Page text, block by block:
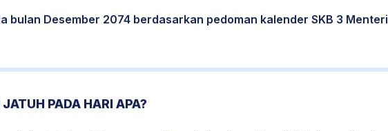
bulan Desember 2074 berdasarkan pedoman kalender SKB 3 Menteri
PADA HARI APA?